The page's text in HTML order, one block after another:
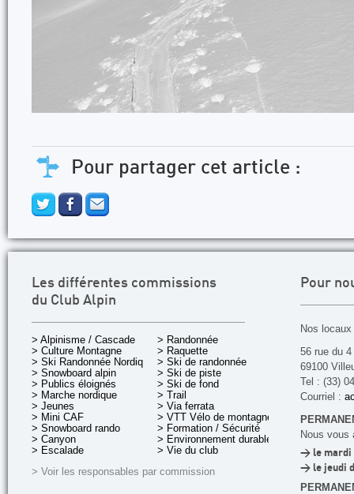
Pour partager cet article :
Les différentes commissions
du Club Alpin
> Alpinisme / Cascade
> Culture Montagne
> Ski Randonnée Nordique
> Snowboard alpin
> Publics éloignés
> Marche nordique
> Jeunes
> Mini CAF
> Snowboard rando
> Canyon
> Escalade
> Randonnée
> Raquette
> Ski de randonnée
> Ski de piste
> Ski de fond
> Trail
> Via ferrata
> VTT Vélo de montagne
> Formation / Sécurité
> Environnement durable
> Vie du club
> Voir les responsables par commission
Pour
Nos
56 rue du
69100
Tel : (33)
Courriel :
Nous vous
> le mardi
> le jeudi